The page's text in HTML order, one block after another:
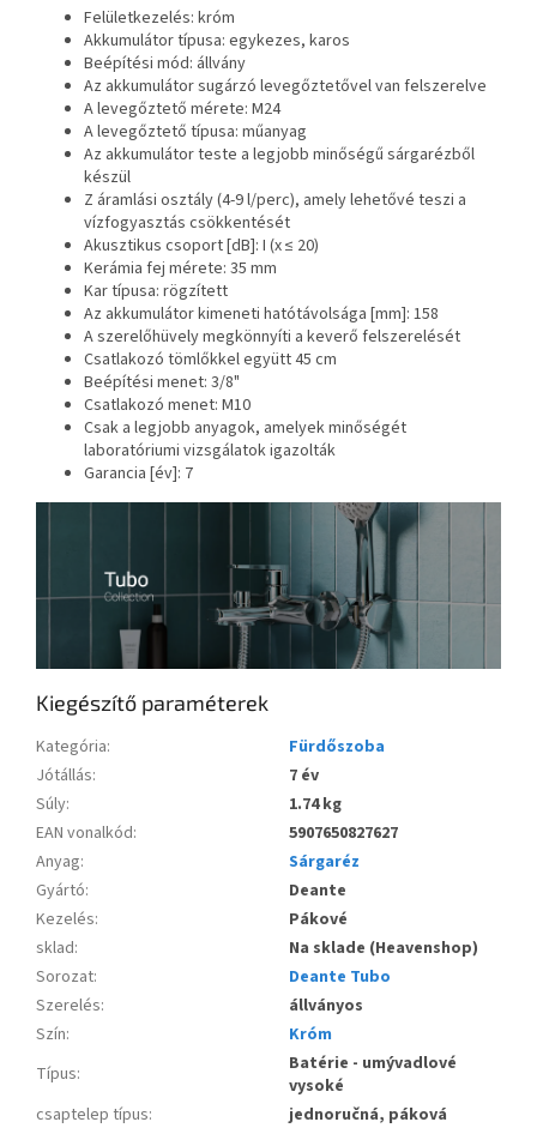
Felületkezelés: króm
Akkumulátor típusa: egykezes, karos
Beépítési mód: állvány
Az akkumulátor sugárzó levegőztetővel van felszerelve
A levegőztető mérete: M24
A levegőztető típusa: műanyag
Az akkumulátor teste a legjobb minőségű sárgarézből
készül
Z áramlási osztály (4-9 l/perc), amely lehetővé teszi a
vízfogyasztás csökkentését
Akusztikus csoport [dB]: I (x ≤ 20)
Kerámia fej mérete: 35 mm
Kar típusa: rögzített
Az akkumulátor kimeneti hatótávolsága [mm]: 158
A szerelőhüvely megkönnyíti a keverő felszerelését
Csatlakozó tömlőkkel együtt 45 cm
Beépítési menet: 3/8"
Csatlakozó menet: M10
Csak a legjobb anyagok, amelyek minőségét
laboratóriumi vizsgálatok igazolták
Garancia [év]: 7
Kiegészítő paraméterek
Kategória:
Fürdőszoba
Jótállás:
7 év
Súly:
1.74 kg
EAN vonalkód:
5907650827627
Anyag:
Sárgaréz
Gyártó:
Deante
Kezelés:
Pákové
sklad:
Na sklade (Heavenshop)
Sorozat:
Deante Tubo
Szerelés:
állványos
Szín:
Króm
Típus:
Batérie - umývadlové
vysoké
csaptelep típus:
jednoručná, páková